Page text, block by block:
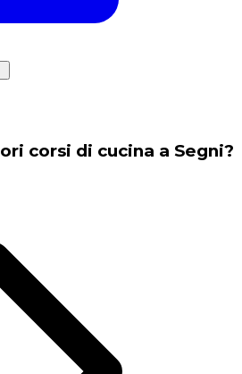
corsi di cucina a Segni?